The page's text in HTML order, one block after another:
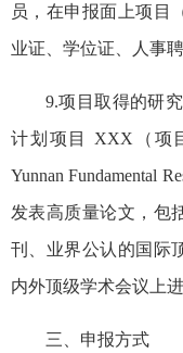
员，在申报面上项目
业证、学位证、人事
9.项目取得的研
计划项目 XXX（项
Yunnan Fundamental
发表高质量论文，包
刊、业界公认的国际
内外顶级学术会议上
三、申报方式